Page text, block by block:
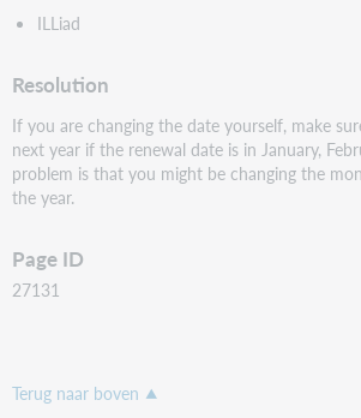
ILLiad
Resolution
If you are changing the date yourself, make
next year if the renewal date is in January,
problem is that you might be changing the
the year.
Page ID
27131
Terug naar boven